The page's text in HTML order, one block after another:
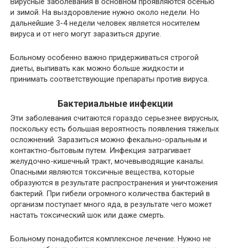
и зимой. На выздоровление нужно около недели. Но
дальнейшие 3-4 недели человек является носителем
вируса и от него могут заразиться другие.
Больному особенно важно придерживаться строгой
диеты, выпивать как можно больше жидкости и
принимать соответствующие препараты против вируса.
Бактериальные инфекции
Эти заболевания считаются гораздо серьезнее вирусных,
поскольку есть большая вероятность появления тяжелых
осложнений. Заразиться можно фекально-оральным и
контактно-бытовым путем. Инфекция затрагивает
желудочно-кишечный тракт, мочевыводящие каналы.
Опасными являются токсичные вещества, которые
образуются в результате распространения и уничтожения
бактерий. При гибели огромного количества бактерий в
организм поступает много яда, в результате чего может
настать токсический шок или даже смерть.
Больному понадобится комплексное лечение. Нужно не